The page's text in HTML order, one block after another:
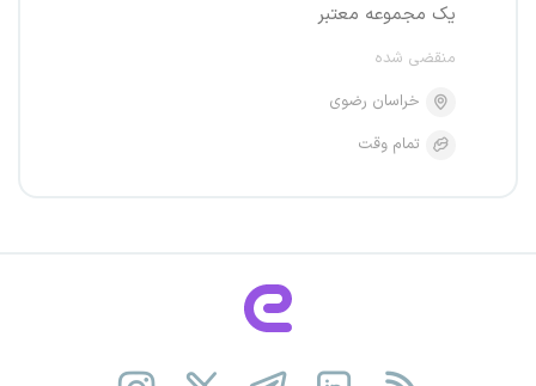
یک مجموعه معتبر
منقضی شده
خراسان رضوی
تمام وقت